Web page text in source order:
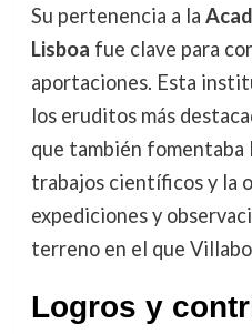
Su pertenencia a la
Lisboa fue clave para
aportaciones. Esta
los eruditos más
que también fomentaba
trabajos científicos y la
expediciones y
terreno en el que
Logros y